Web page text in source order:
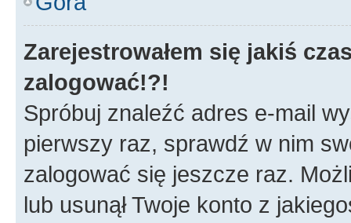
Zarejestrowałem się jakiś
zalogować!?!
Spróbuj znaleźć adres e-mail
pierwszy raz, sprawdź w nim
zalogować się jeszcze raz.
lub usunął Twoje konto z